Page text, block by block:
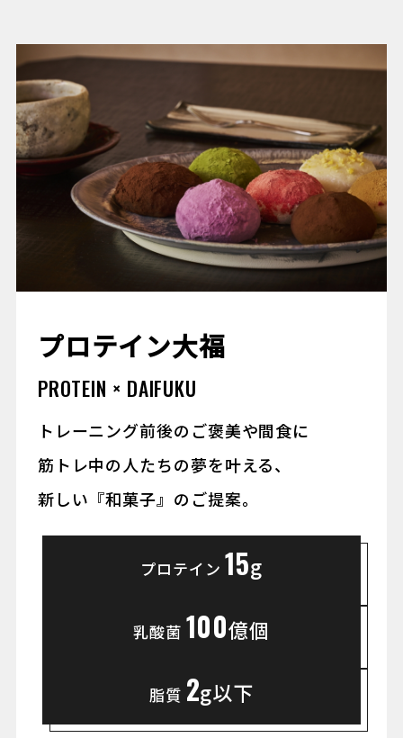
プロテイン大福
PROTEIN × DAIFUKU
トレーニング前後のご褒美や間食に
筋トレ中の人たちの夢を叶える、
新しい『和菓子』のご提案。
プロテイン 15g
乳酸菌 100億個
脂質 2g以下